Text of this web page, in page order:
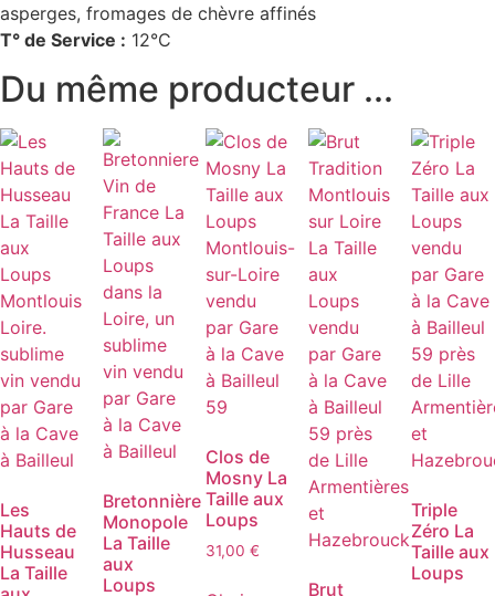
asperges, fromages de chèvre affinés
T° de Service : 12°C
Du même producteur ...
Les
Hauts de
Husseau
La Taille
Bretonnière
Monopole
La Taille
aux
Loups
Clos de
Mosny La
Taille aux
Loups
31,00 €
CeBrut
Triple
Zéro La
Taille aux
Loups